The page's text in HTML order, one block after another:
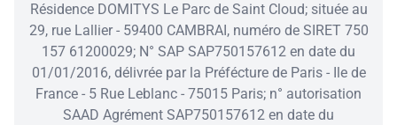
Résidence DOMITYS Le Parc de Saint Cloud; située au
29, rue Lallier - 59400 CAMBRAI, numéro de SIRET 750
157 61200029; N° SAP SAP750157612 en date du
01/01/2016, délivrée par la Préfécture de Paris - Ile de
France - 5 Rue Leblanc - 75015 Paris; n° autorisation
SAAD Agrément SAP750157612 en date du